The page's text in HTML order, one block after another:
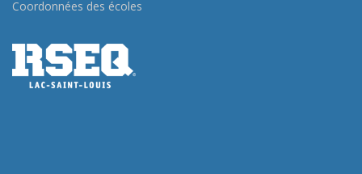
Coordonnées des écoles